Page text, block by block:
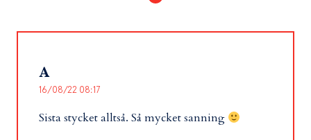
A
16/08/22 08:17
Sista stycket alltså. Så mycket sanning